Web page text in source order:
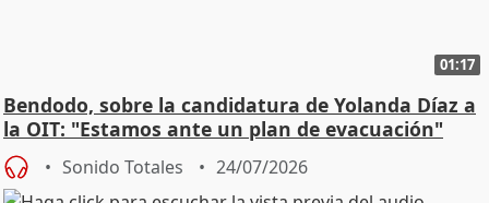
01:17
Bendodo, sobre la candidatura de Yolanda Díaz a
la OIT: "Estamos ante un plan de evacuación"
Sonido Totales 24/07/2026